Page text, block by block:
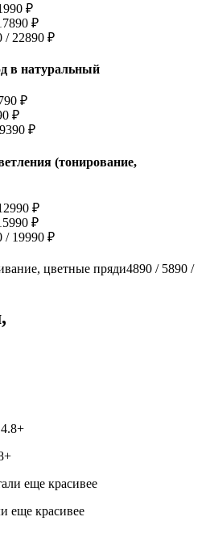
₽
₽
/ 22890 ₽
в натуральный
₽
₽
₽
(тонирование,
₽
₽
/ 19990 ₽
цветные пряди4890 / 5890 /
еще красивее